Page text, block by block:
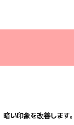
い印象を改善します。